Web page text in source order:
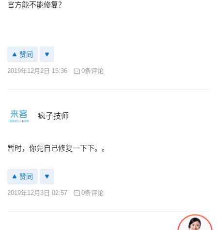
官方能不能修复？
赞同
2019年12月2日 15:36 0条评论
疯子技师
暂时，你先自己修复一下下。。
赞同
2019年12月3日 02:57 0条评论